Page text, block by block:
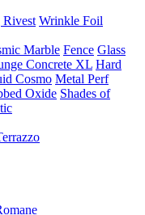
Rivest Wrinkle Foil
Marble Fence Glass
Concrete XL Hard
Cosmo Metal Perf
Oxide Shades of